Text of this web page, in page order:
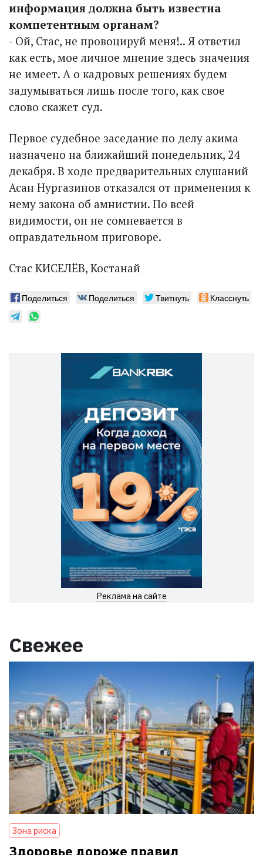
информация должна быть известна
компетентным органам?
- Ой, Стас, не провоцируй меня!.. Я ответил
как есть, мое личное мнение здесь значения
не имеет. А о кадровых решениях будем
задумываться лишь после того, как свое
слово скажет суд.
Первое судебное заседание по делу акима
назначено на ближайший понедельник, 24
декабря. В ходе предварительных слушаний
Асан Нургазинов отказался от применения к
нему закона об амнистии. По всей
видимости, он не сомневается в
оправдательном приговоре.
Стас КИСЕЛЁВ, Костанай
Поделиться Поделиться Твитнуть Класснуть
Реклама на сайте
Свежее
Зона риска
Здоровье дороже правил